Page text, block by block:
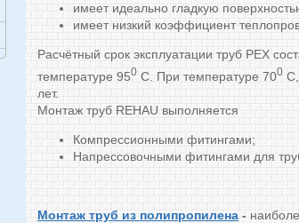
имеет идеально гладкую
имеет низкий коэффициент
Расчётный срок эксплуатации труб PEX
температуре 950 С. При температуре 700С,
лет.
Монтаж труб REHAU выполняется
Компрессионными фитингами;
Напрессовочными фитингами для
Монтаж труб из полипропилена-